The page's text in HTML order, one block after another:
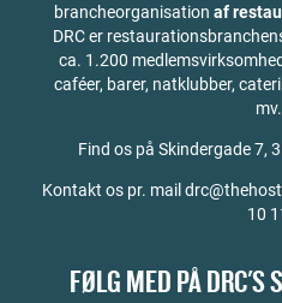
brancheorganisation af
DRC er
ca. 1.200
caféer, barer, natklubber,
mv.
Find os på Skindergade 7,
Kontakt os pr. mail
10
FØLG MED PÅ DRC'S